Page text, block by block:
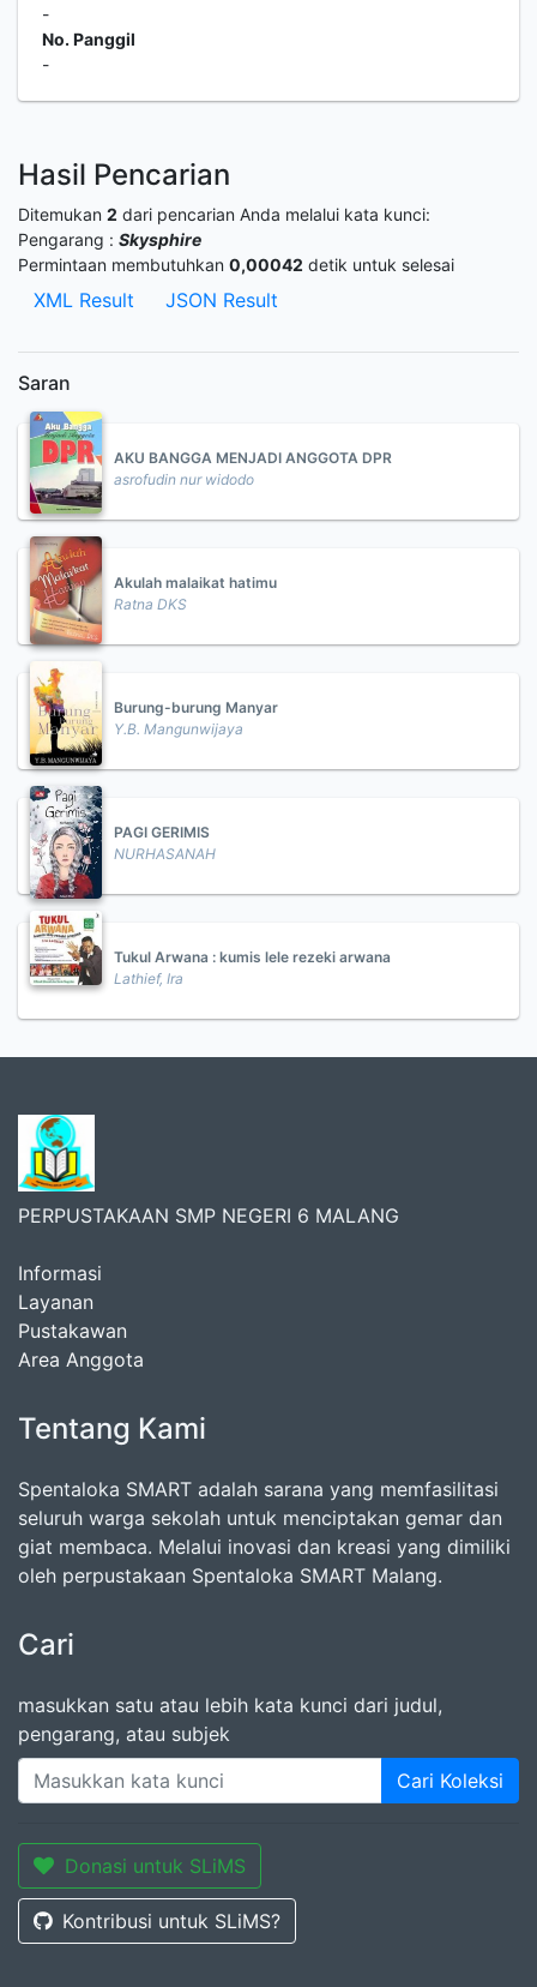
-
No. Panggil
-
Hasil Pencarian
Ditemukan 2 dari pencarian Anda melalui kata kunci:
Pengarang : Skysphire
Permintaan membutuhkan 0,00042 detik untuk selesai
XML Result JSON Result
Saran
AKU BANGGA MENJADI ANGGOTA DPR
asrofudin nur widodo
Akulah malaikat hatimu
Ratna DKS
Burung-burung Manyar
Y.B. Mangunwijaya
PAGI GERIMIS
NURHASANAH
Tukul Arwana : kumis lele rezeki arwana
Lathief, Ira
PERPUSTAKAAN SMP NEGERI 6 MALANG
Informasi
Layanan
Pustakawan
Area Anggota
Tentang Kami
Spentaloka SMART adalah sarana yang memfasilitasi
seluruh warga sekolah untuk menciptakan gemar dan
giat membaca. Melalui inovasi dan kreasi yang dimiliki
oleh perpustakaan Spentaloka SMART Malang.
Cari
masukkan satu atau lebih kata kunci dari judul,
pengarang, atau subjek
Cari Koleksi
Donasi untuk SLiMS
Kontribusi untuk SLiMS?